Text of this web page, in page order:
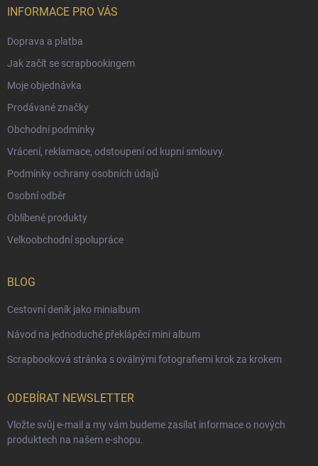
INFORMACE PRO VÁS
Doprava a platba
Jak začít se scrapbookingem
Moje objednávka
Prodávané značky
Obchodní podmínky
Vrácení, reklamace, odstoupení od kupní smlouvy.
Podmínky ochrany osobních údajů
Osobní odběr
Oblíbené produkty
Velkoobchodní spolupráce
BLOG
Cestovní deník jako minialbum
Návod na jednoduché překlápěcí mini album
Scrapbooková stránka s oválnými fotografiemi krok za krokem
ODEBÍRAT NEWSLETTER
Vložte svůj e-mail a my vám budeme zasílat informace o nových
produktech na našem e-shopu.